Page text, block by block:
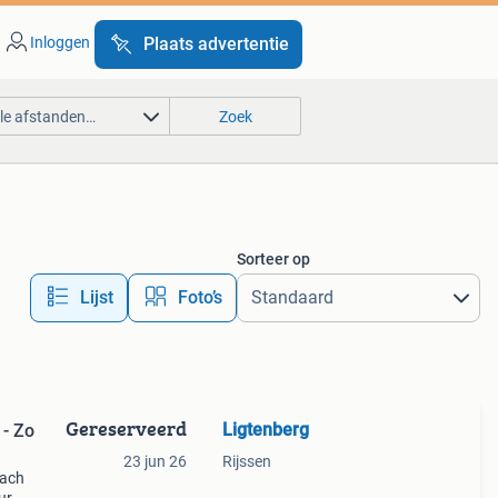
Inloggen Plaats advertentie
afstanden… Zoek
Lijst Foto’s
Sorteer op
Zo
Gereserveerd
23 jun 26
Ligtenberg
Rijssen